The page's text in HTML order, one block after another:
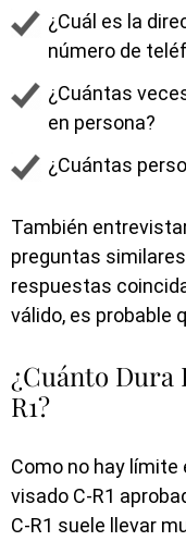
¿Cuál es la
número de
¿Cuántas
en persona?
¿Cuántas
También
preguntas
respuestas
válido, es probable
¿Cuánto Dura
R1?
Como no hay
visado C-R1
C-R1 suele llevar